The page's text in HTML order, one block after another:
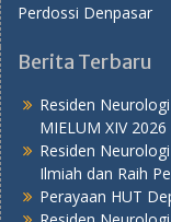
Perdossi Denpasar
Berita Terbaru
Residen
MIELUM XIV 2026
Residen
Ilmiah dan Raih
Perayaan HUT